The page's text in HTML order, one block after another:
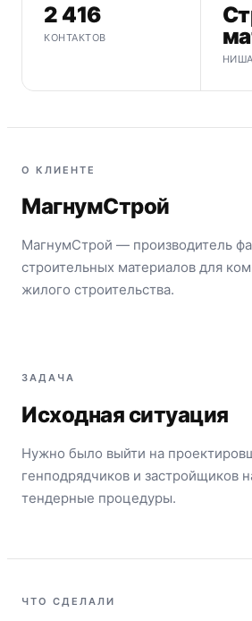
2 416
КОНТАКТОВ
НИША
О КЛИЕНТЕ
МагнумСтрой
МагнумСтрой — производитель
строительных материалов для
жилого строительства.
ЗАДАЧА
Исходная ситуация
Нужно было выйти на
генподрядчиков и застройщиков
тендерные процедуры.
ЧТО СДЕЛАЛИ